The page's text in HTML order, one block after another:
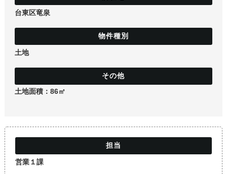
条件から探す
学区から探す
新築戸建て
マンション
台東区竜泉
土地
土地面積：86㎡
営業１課